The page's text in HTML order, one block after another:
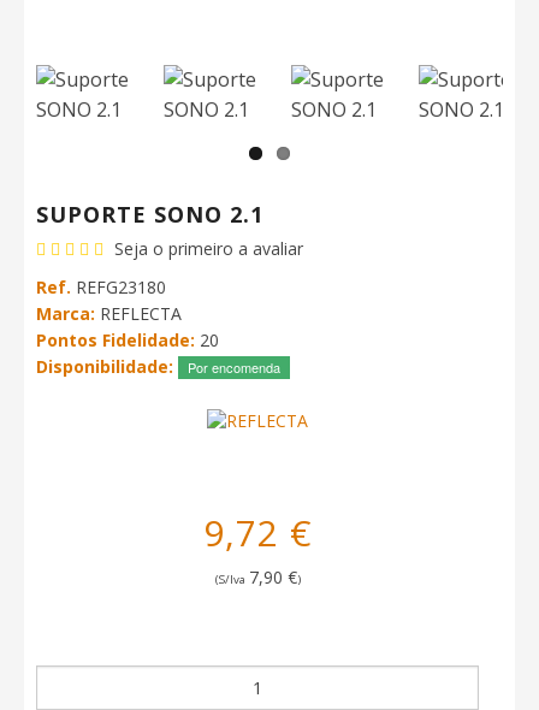
SUPORTE SONO 2.1
Seja o primeiro a avaliar
Ref. REFG23180
Marca: REFLECTA
Pontos Fidelidade: 20
Disponibilidade:
Por encomenda
9,72 €
(S/Iva 7,90 €)